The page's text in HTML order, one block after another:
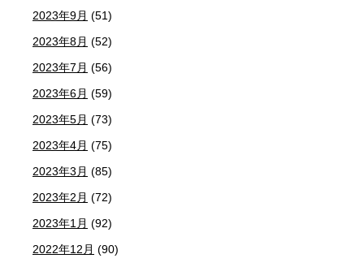
2023年9月 (51)
2023年8月 (52)
2023年7月 (56)
2023年6月 (59)
2023年5月 (73)
2023年4月 (75)
2023年3月 (85)
2023年2月 (72)
2023年1月 (92)
2022年12月 (90)